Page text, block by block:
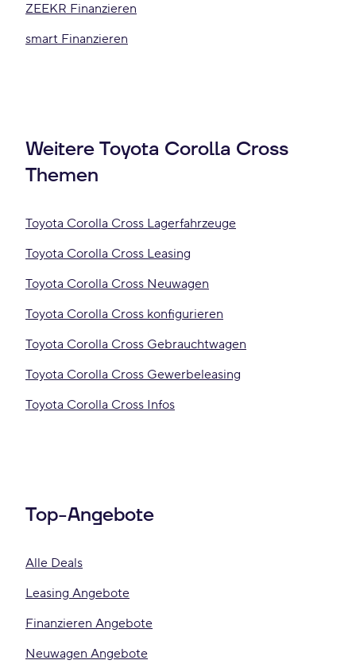
ZEEKR Finanzieren
smart Finanzieren
Weitere Toyota Corolla Cross
Themen
Toyota Corolla Cross Lagerfahrzeuge
Toyota Corolla Cross Leasing
Toyota Corolla Cross Neuwagen
Toyota Corolla Cross konfigurieren
Toyota Corolla Cross Gebrauchtwagen
Toyota Corolla Cross Gewerbeleasing
Toyota Corolla Cross Infos
Top-Angebote
Alle Deals
Leasing Angebote
Finanzieren Angebote
Neuwagen Angebote